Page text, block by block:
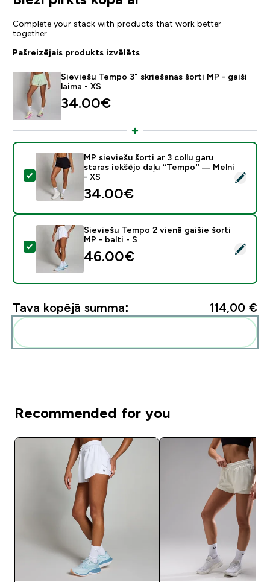
Complete your stack with products that work better
together
Pašreizējais produkts izvēlēts
Sieviešu Tempo 3" skriešanas šorti MP - gaiši
laima - XS
34.00€‎
Atlasīt šo produktu - MP sieviešu šorti ar 3 collu garu
MP sieviešu šorti ar 3 collu garu
staras iekšējo daļu “Tempo” — Melni
- XS
34.00€‎
Atlasīt šo produktu - Sieviešu Tempo 2 vienā gaišie
Sieviešu Tempo 2 vienā gaišie šorti
MP - balti - S
46.00€‎
Tava kopējā summa: 114,00 €‎
Recommended for you